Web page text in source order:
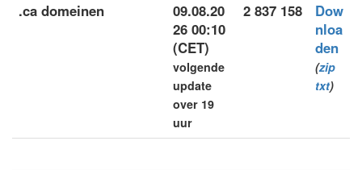
.ca domeinen
09.08.20
26 00:10
(CET)
volgende
update
over 19
uur
2 837 158
Dow
nloa
den
(zip
txt)